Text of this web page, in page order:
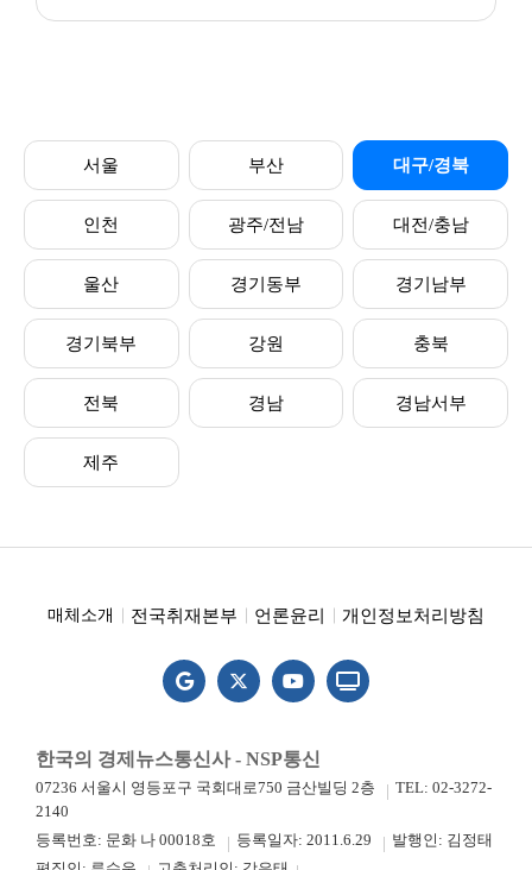
서울 부산 대구/경북
인천 광주/전남 대전/충남
울산 경기동부 경기남부
경기북부 강원 충북
전북 경남 경남서부
제주
매체소개 전국취재본부 언론윤리 개인정보처리방침
한국의 경제뉴스통신사 - NSP통신
07236 서울시 영등포구 국회대로750 금산빌딩 2층
TEL: 02-3272-
2140
등록번호: 문화 나 00018호
등록일자: 2011.6.29
발행인: 김정태